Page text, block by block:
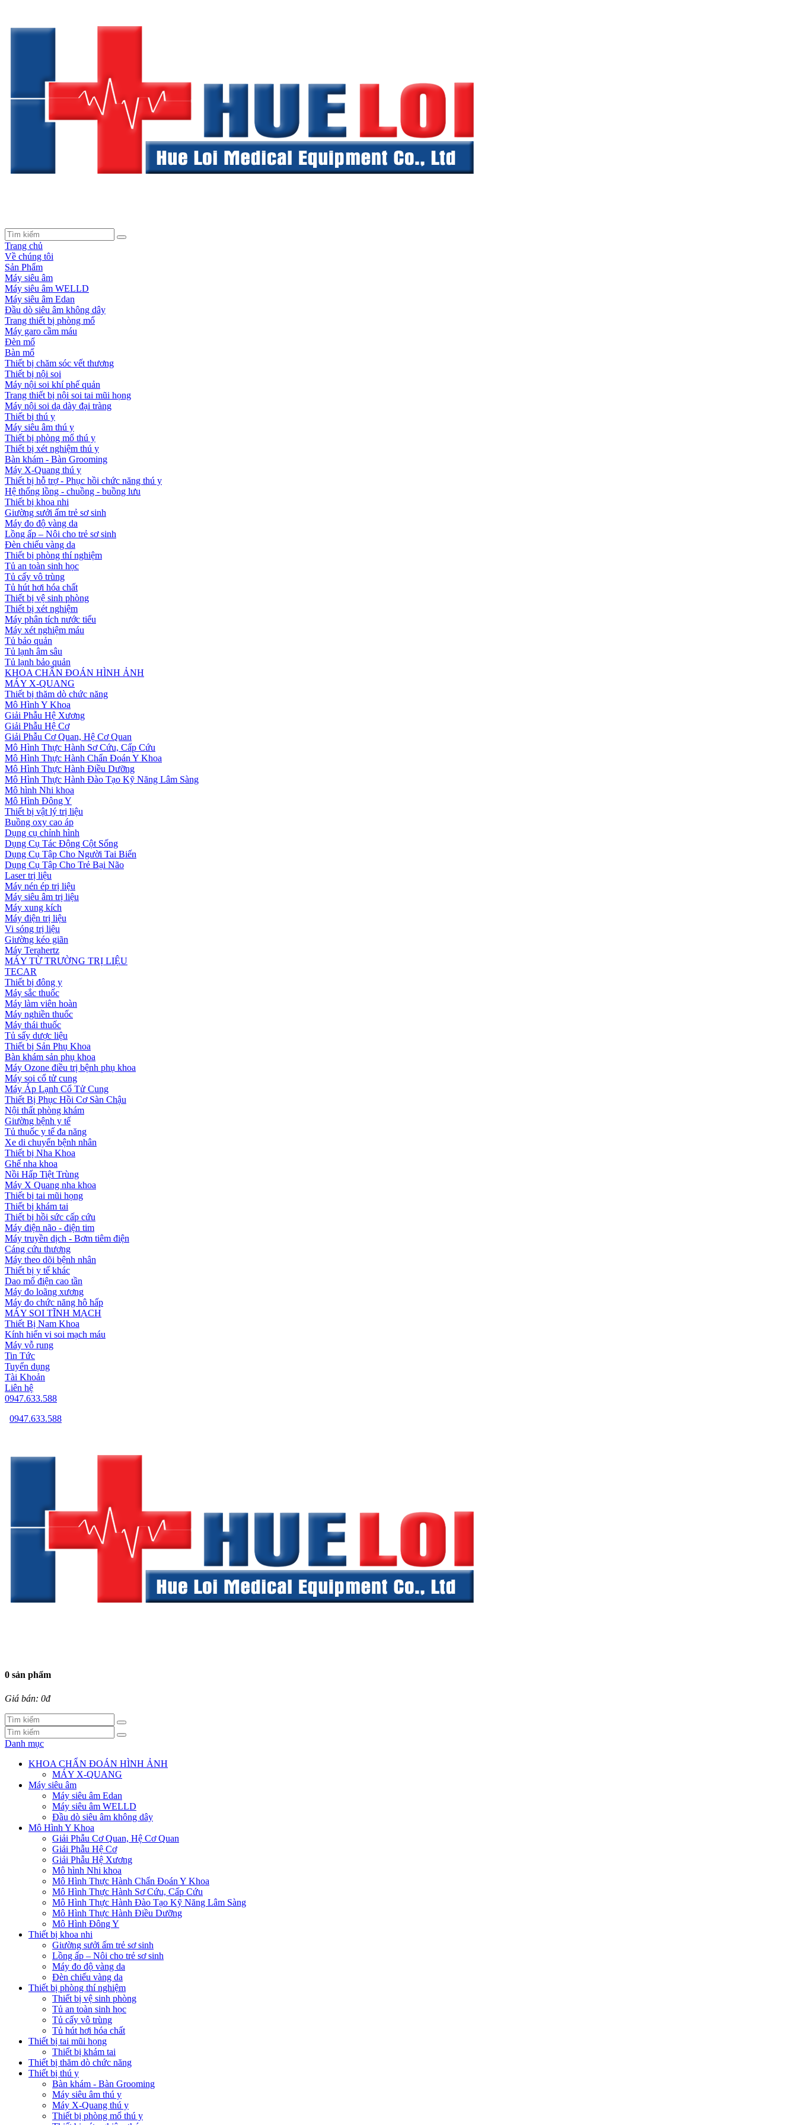
Trang chủ
Về chúng tôi
Sản Phẩm
Máy siêu âm
Máy siêu âm WELLD
Máy siêu âm Edan
Đầu dò siêu âm không dây
Trang thiết bị phòng mổ
Máy garo cầm máu
Đèn mổ
Bàn mổ
Thiết bị chăm sóc vết thương
Thiết bị nội soi
Máy nội soi khí phế quản
Trang thiết bị nội soi tai mũi họng
Máy nội soi dạ dày đại tràng
Thiết bị thú y
Máy siêu âm thú y
Thiết bị phòng mổ thú y
Thiết bị xét nghiệm thú y
Bàn khám - Bàn Grooming
Máy X-Quang thú y
Thiết bị hỗ trợ - Phục hồi chức năng thú y
Hệ thống lồng - chuồng - buồng lưu
Thiết bị khoa nhi
Giường sưởi ấm trẻ sơ sinh
Máy đo độ vàng da
Lồng ấp – Nôi cho trẻ sơ sinh
Đèn chiếu vàng da
Thiết bị phòng thí nghiệm
Tủ an toàn sinh học
Tủ cấy vô trùng
Tủ hút hơi hóa chất
Thiết bị vệ sinh phòng
Thiết bị xét nghiệm
Máy phân tích nước tiểu
Máy xét nghiệm máu
Tủ bảo quản
Tủ lạnh âm sâu
Tủ lạnh bảo quản
KHOA CHẨN ĐOÁN HÌNH ẢNH
MÁY X-QUANG
Thiết bị thăm dò chức năng
Mô Hình Y Khoa
Giải Phẫu Hệ Xương
Giải Phẫu Hệ Cơ
Giải Phẫu Cơ Quan, Hệ Cơ Quan
Mô Hình Thực Hành Sơ Cứu, Cấp Cứu
Mô Hình Thực Hành Chẩn Đoán Y Khoa
Mô Hình Thực Hành Điều Dưỡng
Mô Hình Thực Hành Đào Tạo Kỹ Năng Lâm Sàng
Mô hình Nhi khoa
Mô Hình Đông Y
Thiết bị vật lý trị liệu
Buồng oxy cao áp
Dụng cụ chỉnh hình
Dụng Cụ Tác Động Cột Sống
Dụng Cụ Tập Cho Người Tai Biến
Dụng Cụ Tập Cho Trẻ Bại Não
Laser trị liệu
Máy nén ép trị liệu
Máy siêu âm trị liệu
Máy xung kích
Máy điện trị liệu
Vi sóng trị liệu
Giường kéo giãn
Máy Terahertz
MÁY TỪ TRƯỜNG TRỊ LIỆU
TECAR
Thiết bị đông y
Máy sắc thuốc
Máy làm viên hoàn
Máy nghiền thuốc
Máy thái thuốc
Tủ sấy dược liệu
Thiết bị Sản Phụ Khoa
Bàn khám sản phụ khoa
Máy Ozone điều trị bệnh phụ khoa
Máy soi cổ tử cung
Máy Áp Lạnh Cổ Tử Cung
Thiết Bị Phục Hồi Cơ Sàn Chậu
Nội thất phòng khám
Giường bệnh y tế
Tủ thuốc y tế đa năng
Xe di chuyển bệnh nhân
Thiết bị Nha Khoa
Ghế nha khoa
Nồi Hấp Tiệt Trùng
Máy X Quang nha khoa
Thiết bị tai mũi họng
Thiết bị khám tai
Thiết bị hồi sức cấp cứu
Máy điện não - điện tim
Máy truyền dịch - Bơm tiêm điện
Cáng cứu thương
Máy theo dõi bệnh nhân
Thiết bị y tế khác
Dao mổ điện cao tần
Máy đo loãng xương
Máy đo chức năng hô hấp
MÁY SOI TĨNH MẠCH
Thiết Bị Nam Khoa
Kính hiển vi soi mạch máu
Máy vỗ rung
Tin Tức
Tuyển dụng
Tài Khoản
Liên hệ
0947.633.588
0947.633.588
0 sản phẩm
Giá bán: 0đ
Danh mục
KHOA CHẨN ĐOÁN HÌNH ẢNH
MÁY X-QUANG
Máy siêu âm
Máy siêu âm Edan
Máy siêu âm WELLD
Đầu dò siêu âm không dây
Mô Hình Y Khoa
Giải Phẫu Cơ Quan, Hệ Cơ Quan
Giải Phẫu Hệ Cơ
Giải Phẫu Hệ Xương
Mô hình Nhi khoa
Mô Hình Thực Hành Chẩn Đoán Y Khoa
Mô Hình Thực Hành Sơ Cứu, Cấp Cứu
Mô Hình Thực Hành Đào Tạo Kỹ Năng Lâm Sàng
Mô Hình Thực Hành Điều Dưỡng
Mô Hình Đông Y
Thiết bị khoa nhi
Giường sưởi ấm trẻ sơ sinh
Lồng ấp – Nôi cho trẻ sơ sinh
Máy đo độ vàng da
Đèn chiếu vàng da
Thiết bị phòng thí nghiệm
Thiết bị vệ sinh phòng
Tủ an toàn sinh học
Tủ cấy vô trùng
Tủ hút hơi hóa chất
Thiết bị tai mũi họng
Thiết bị khám tai
Thiết bị thăm dò chức năng
Thiết bị thú y
Bàn khám - Bàn Grooming
Máy siêu âm thú y
Máy X-Quang thú y
Thiết bị phòng mổ thú y